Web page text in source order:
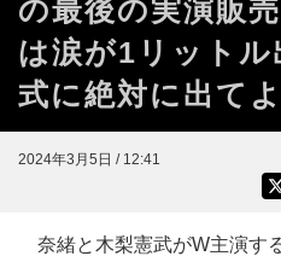
の最後の実演販
は涙が1リット
式に絶対に出て
2024年3月5日 / 12:41
奈緒と木梨憲武がW主演す